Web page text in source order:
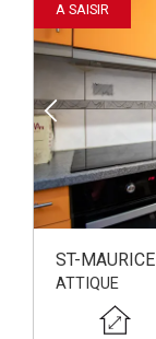
A SAISIR
ST-MAURICE
ATTIQUE